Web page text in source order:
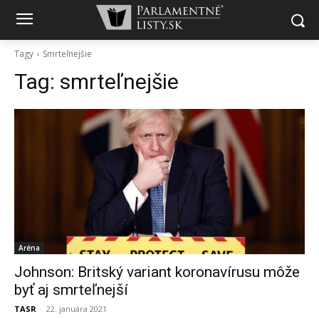
Tagy Smrteľnejšie
Tag: smrteľnejšie
Aréna
Johnson: Britský variant koronavírusu môže
byť aj smrteľnejší
TASR - 22. januára 2021